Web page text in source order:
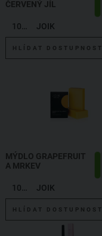
ČERVENÝ JÍL
JOIK
HLÍDAT DOSTUPNOST
MÝDLO GRAPEFRUIT
A MRKEV
JOIK
HLÍDAT DOSTUPNOST